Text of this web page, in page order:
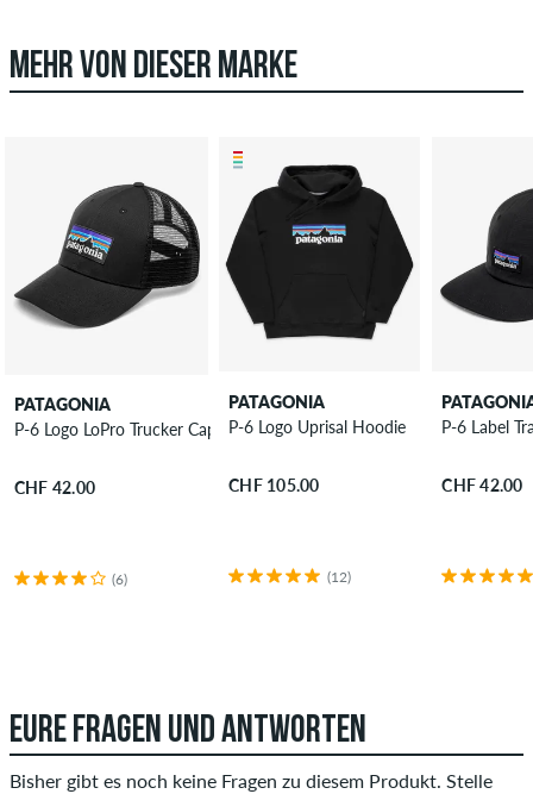
MEHR VON DIESER MARKE
PATAGONIA
P-6 Logo LoPro Trucker Cap
CHF 42.00
(6)
PATAGONIA
P-6 Logo Uprisal Hoodie
CHF 105.00
(12)
P-6 Label
CHF 42.00
EURE FRAGEN UND ANTWORTEN
Bisher gibt es noch keine Fragen zu diesem Produkt. Stelle